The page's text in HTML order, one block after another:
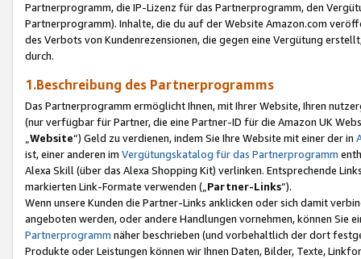
Partnerprogramm, die IP-Lizenz für das Partnerprogramm, den
Partnerprogramm). Inhalte, die du auf der Website Amazon.com
des Verbots von Kundenrezensionen, die gegen eine Vergütung
durch.
1.Beschreibung des Partnerprogramms
Das Partnerprogramm ermöglicht Ihnen, mit Ihrer Website, Ihren
(nur verfügbar für Partner, die eine Partner-ID für die Amazon UK
Website“) Geld zu verdienen, indem Sie Ihre Website mit einer der in
ist, einer anderen im Vergütungskatalog für das Partnerprogramm
Alexa Skill (über das Alexa Shopping Kit) verlinken. Entsprechende
markierten Link-Formate verwenden („ Partner-Links“).
Wenn unsere Kunden die Partner-Links anklicken oder sich damit
angeboten werden, oder andere Handlungen vornehmen, können Sie
Partnerprogramm näher beschrieben (und vorbehaltlich der dort
Produkte oder Leistungen können wir Ihnen Daten, Bilder, Texte,